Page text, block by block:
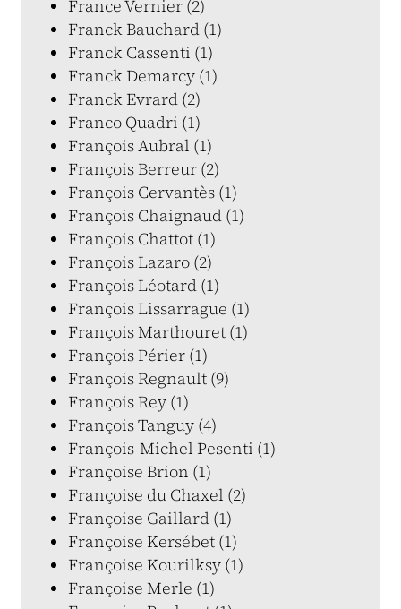
France Vernier (2)
Franck Bauchard (1)
Franck Cassenti (1)
Franck Demarcy (1)
Franck Evrard (2)
Franco Quadri (1)
François Aubral (1)
François Berreur (2)
François Cervantès (1)
François Chaignaud (1)
François Chattot (1)
François Lazaro (2)
François Léotard (1)
François Lissarrague (1)
François Marthouret (1)
François Périer (1)
François Regnault (9)
François Rey (1)
François Tanguy (4)
François-Michel Pesenti (1)
Françoise Brion (1)
Françoise du Chaxel (2)
Françoise Gaillard (1)
Françoise Kersébet (1)
Françoise Kourilksy (1)
Françoise Merle (1)